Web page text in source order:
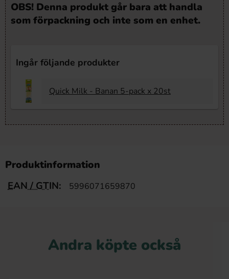
OBS! Denna produkt går bara att handla
som förpackning och inte som en enhet.
Ingår följande produkter
Quick Milk - Banan 5-pack x 20st
Produktinformation
EAN / GTIN:
5996071659870
Andra köpte också